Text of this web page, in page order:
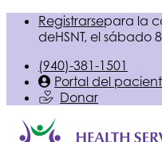
Registrarsepara la
deHSNT, el sábado
(940)-381-1501
Portal del
Donar